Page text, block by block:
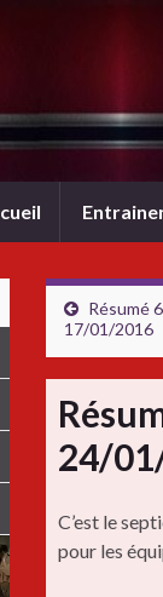
Résumé
17/01/2016
24/
C’est le
pour les